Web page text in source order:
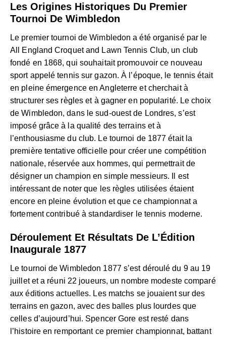
Les Origines Historiques Du Premier
Tournoi De Wimbledon
Le premier tournoi de Wimbledon a été organisé par le
All England Croquet and Lawn Tennis Club, un club
fondé en 1868, qui souhaitait promouvoir ce nouveau
sport appelé tennis sur gazon. À l’époque, le tennis était
en pleine émergence en Angleterre et cherchait à
structurer ses règles et à gagner en popularité. Le choix
de Wimbledon, dans le sud-ouest de Londres, s’est
imposé grâce à la qualité des terrains et à
l’enthousiasme du club. Le tournoi de 1877 était la
première tentative officielle pour créer une compétition
nationale, réservée aux hommes, qui permettrait de
désigner un champion en simple messieurs. Il est
intéressant de noter que les règles utilisées étaient
encore en pleine évolution et que ce championnat a
fortement contribué à standardiser le tennis moderne.
Déroulement Et Résultats De L’Édition
Inaugurale 1877
Le tournoi de Wimbledon 1877 s’est déroulé du 9 au 19
juillet et a réuni 22 joueurs, un nombre modeste comparé
aux éditions actuelles. Les matchs se jouaient sur des
terrains en gazon, avec des balles plus lourdes que
celles d’aujourd’hui. Spencer Gore est resté dans
l’histoire en remportant ce premier championnat, battant